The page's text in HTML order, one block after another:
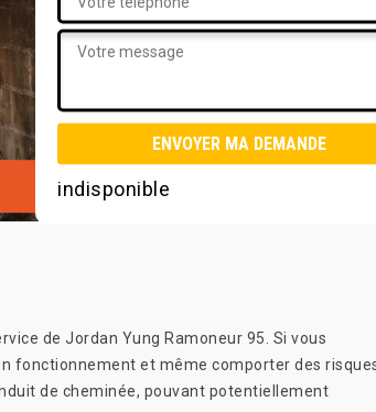
indisponible
de Jordan Yung Ramoneur 95. Si vous
fonctionnement et même comporter des
de cheminée, pouvant potentiellement